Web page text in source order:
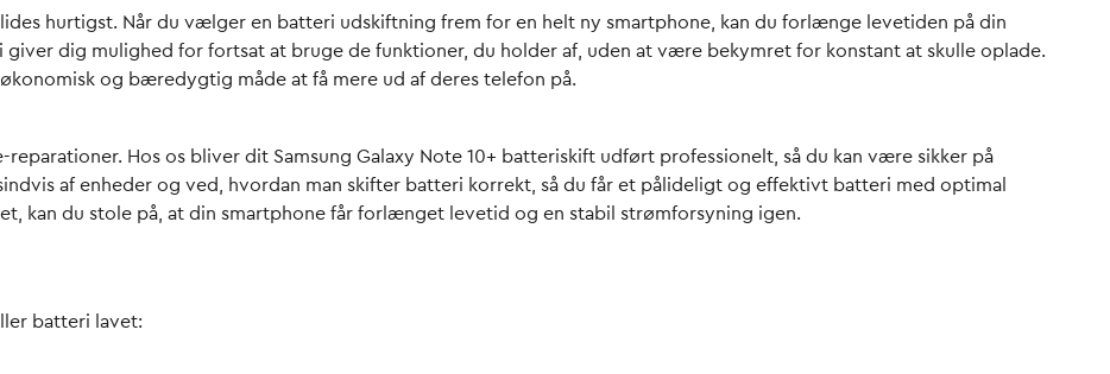
hurtigst. Når du vælger en batteri udskiftning frem for en helt ny smartphone, kan du forlænge levetiden på din
giver dig mulighed for fortsat at bruge de funktioner, du holder af, uden at være bekymret for konstant at skulle oplade.
og bæredygtig måde at få mere ud af deres telefon på.
Hos os bliver dit Samsung Galaxy Note 10+ batteriskift udført professionelt, så du kan være sikker på
af enheder og ved, hvordan man skifter batteri korrekt, så du får et pålideligt og effektivt batteri med optimal
kan du stole på, at din smartphone får forlænget levetid og en stabil strømforsyning igen.
batteri lavet: